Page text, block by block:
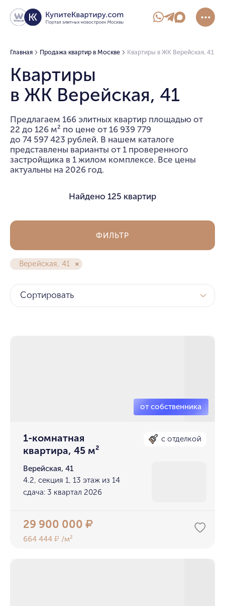
Главная Продажа квартир в Москве Квартиры в ЖК Верейская, 41
Квартиры
в ЖК Верейская, 41
Предлагаем 166 элитных квартир площадью от
22 до 126 м² по цене от 16 939 779
до 74 597 423 рублей. В нашем каталоге
представлены варианты от 1 проверенного
застройщика в 1 жилом комплексе. Все цены
актуальны на 2026 год.
Найдено 125 квартир
Верейская, 41
ФИЛЬТР
Сортировать
1-комнатная
квартира, 45 м²
с отделкой
Верейская, 41
4.2, секция 1, 13 этаж из 14
сдача: 3 квартал 2026
29 900 000₽
664 444₽ /м²